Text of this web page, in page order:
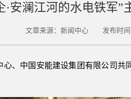
·安澜江河的水电铁军”
文章来源：新闻中心 发布时间
心、中国安能建设集团有限公司共